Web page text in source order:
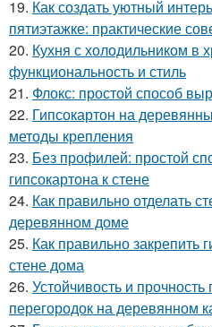
19. Как создать уютный
пятиэтажке: практические
20. Кухня с холодильником в
функциональность и стиль
21. Флокс: простой способ
22. Гипсокартон на
методы крепления
23. Без профилей: простой
гипсокартона к стене
24. Как правильно отделать
деревянном доме
25. Как правильно закрепить
стене дома
26. Устойчивость и
перегородок на деревянном